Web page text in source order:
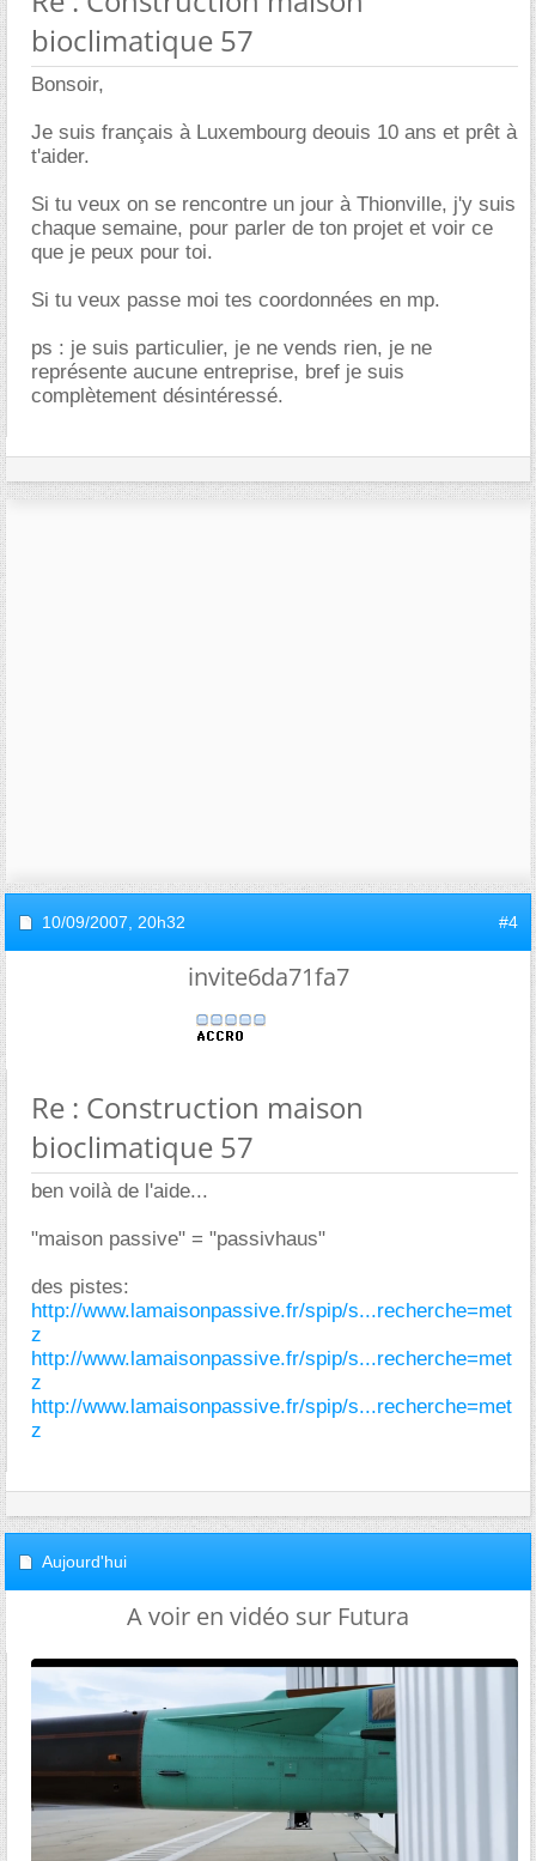
bioclimatique 57
Bonsoir,
Je suis français à Luxembourg deouis 10 ans et prêt à
t'aider.
Si tu veux on se rencontre un jour à Thionville, j'y suis
chaque semaine, pour parler de ton projet et voir ce
que je peux pour toi.
Si tu veux passe moi tes coordonnées en mp.
ps : je suis particulier, je ne vends rien, je ne
représente aucune entreprise, bref je suis
complètement désintéressé.
10/09/2007, 20h32 #4
invite6da71fa7
Re : Construction maison
bioclimatique 57
ben voilà de l'aide...
"maison passive" = "passivhaus"
des pistes:
http://www.lamaisonpassive.fr/spip/s...recherche=met
z
http://www.lamaisonpassive.fr/spip/s...recherche=met
z
http://www.lamaisonpassive.fr/spip/s...recherche=met
z
Aujourd'hui
A voir en vidéo sur Futura